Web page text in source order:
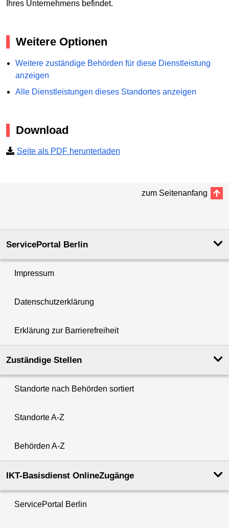
Ihres Unternehmens befindet.
Weitere Optionen
Weitere zuständige Behörden für diese Dienstleistung
anzeigen
Alle Dienstleistungen dieses Standortes anzeigen
Download
Seite als PDF herunterladen
zum Seitenanfang
ServicePortal Berlin
Impressum
Datenschutzerklärung
Erklärung zur Barrierefreiheit
Zuständige Stellen
Standorte nach Behörden sortiert
Standorte A-Z
Behörden A-Z
IKT-Basisdienst OnlineZugänge
ServicePortal Berlin